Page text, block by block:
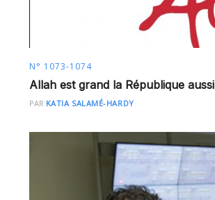
N° 1073-1074
Allah est grand la République aussi
PAR KATIA SALAMÉ-HARDY